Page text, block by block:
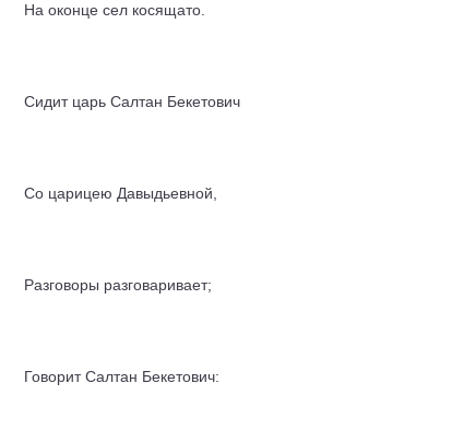
На оконце сел косящато.
Сидит царь Салтан Бекетович
Со царицею Давыдьевной,
Разговоры разговаривает;
Говорит Салтан Бекетович: